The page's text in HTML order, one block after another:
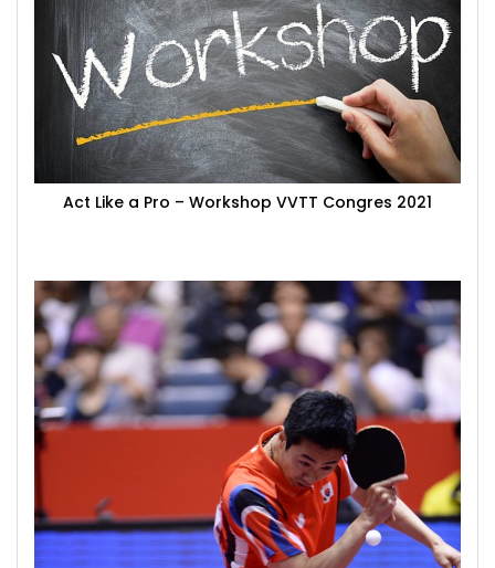
Act Like a Pro – Workshop VVTT Congres 2021